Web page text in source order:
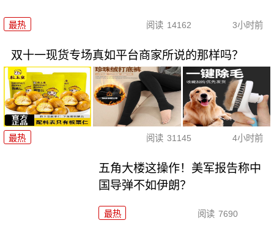
最热 阅读 14162 3小时前
双十一现货专场真如平台商家所说的那样吗？
最热 阅读 31145 4小时前
五角大楼这操作！美军报告称中
国导弹不如伊朗？
最热 阅读 7690